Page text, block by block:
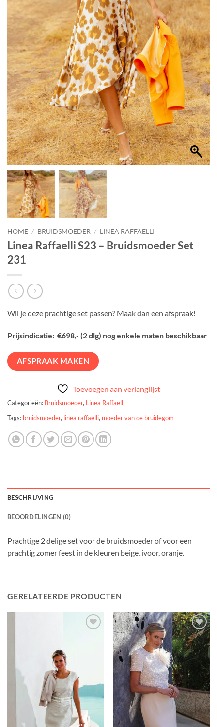
HOME / BRUIDSMOEDER / LINEA RAFFAELLI
Linea Raffaelli S23 – Bruidsmoeder Set
231
Wil je deze prachtige set passen? Maak dan een afspraak!
Prijsindicatie: €698,- (2 dlg) nog enkele maten beschikbaar
AFSPRAAK MAKEN
Toevoegen aan verlanglijst
Categorieën: Bruidsmoeder, Linea Raffaelli
Tags: bruidsmoeder, linea raffaelli, moeder van de bruidegom
BESCHRIJVING
BEOORDELINGEN (0)
Prachtige 2 delige set voor de bruidsmoeder of voor een
prachtig zomer feest in de kleuren beige, ivoor, oranje.
GERELATEERDE PRODUCTEN
Toevoegen
aan
verlanglijst